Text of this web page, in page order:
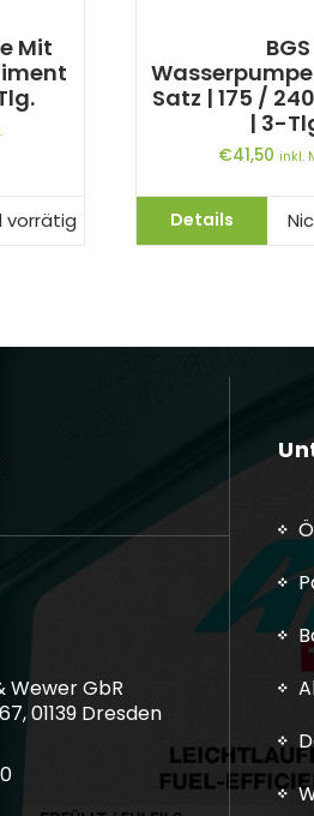
Mit
vorrätig
BGS
Satz | 175 /
| 3-
€41,50 inkl.
Details
Wewer GbR
01139 Dresden